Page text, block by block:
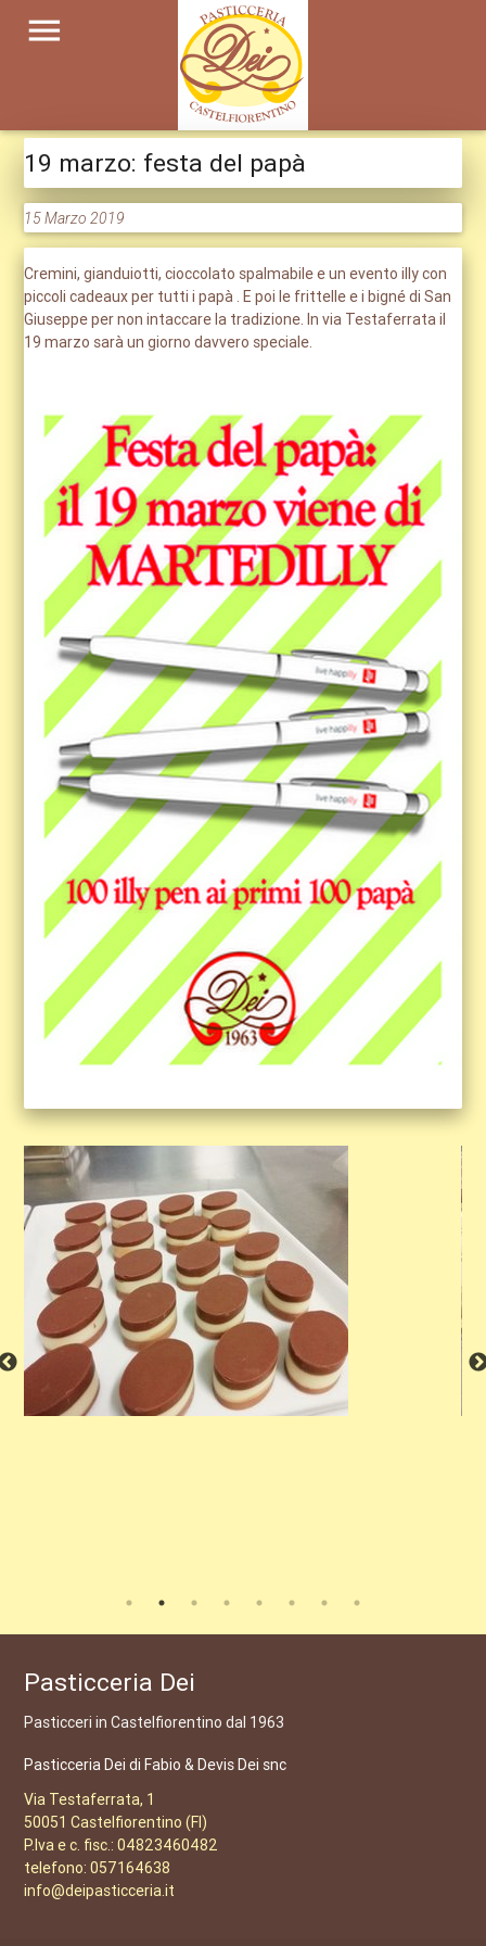
menu
19 marzo: festa del papà
15 Marzo 2019
Cremini, gianduiotti, cioccolato spalmabile e un evento illy con
piccoli cadeaux per tutti i papà . E poi le frittelle e i bigné di San
Giuseppe per non intaccare la tradizione. In via Testaferrata il
19 marzo sarà un giorno davvero speciale.
Pasticceria Dei
Pasticceri in Castelfiorentino dal 1963
Pasticceria Dei di Fabio & Devis Dei snc
Via Testaferrata, 1
50051 Castelfiorentino (FI)
P.Iva e c. fisc.: 04823460482
telefono: 057164638
info@deipasticceria.it